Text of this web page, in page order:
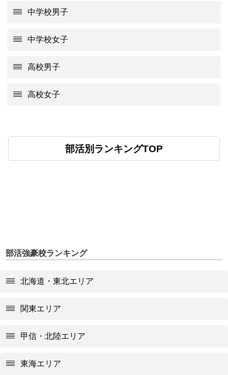
中学校男子
中学校女子
高校男子
高校女子
部活別ランキングTOP
部活強豪校ランキング
北海道・東北エリア
関東エリア
甲信・北陸エリア
東海エリア